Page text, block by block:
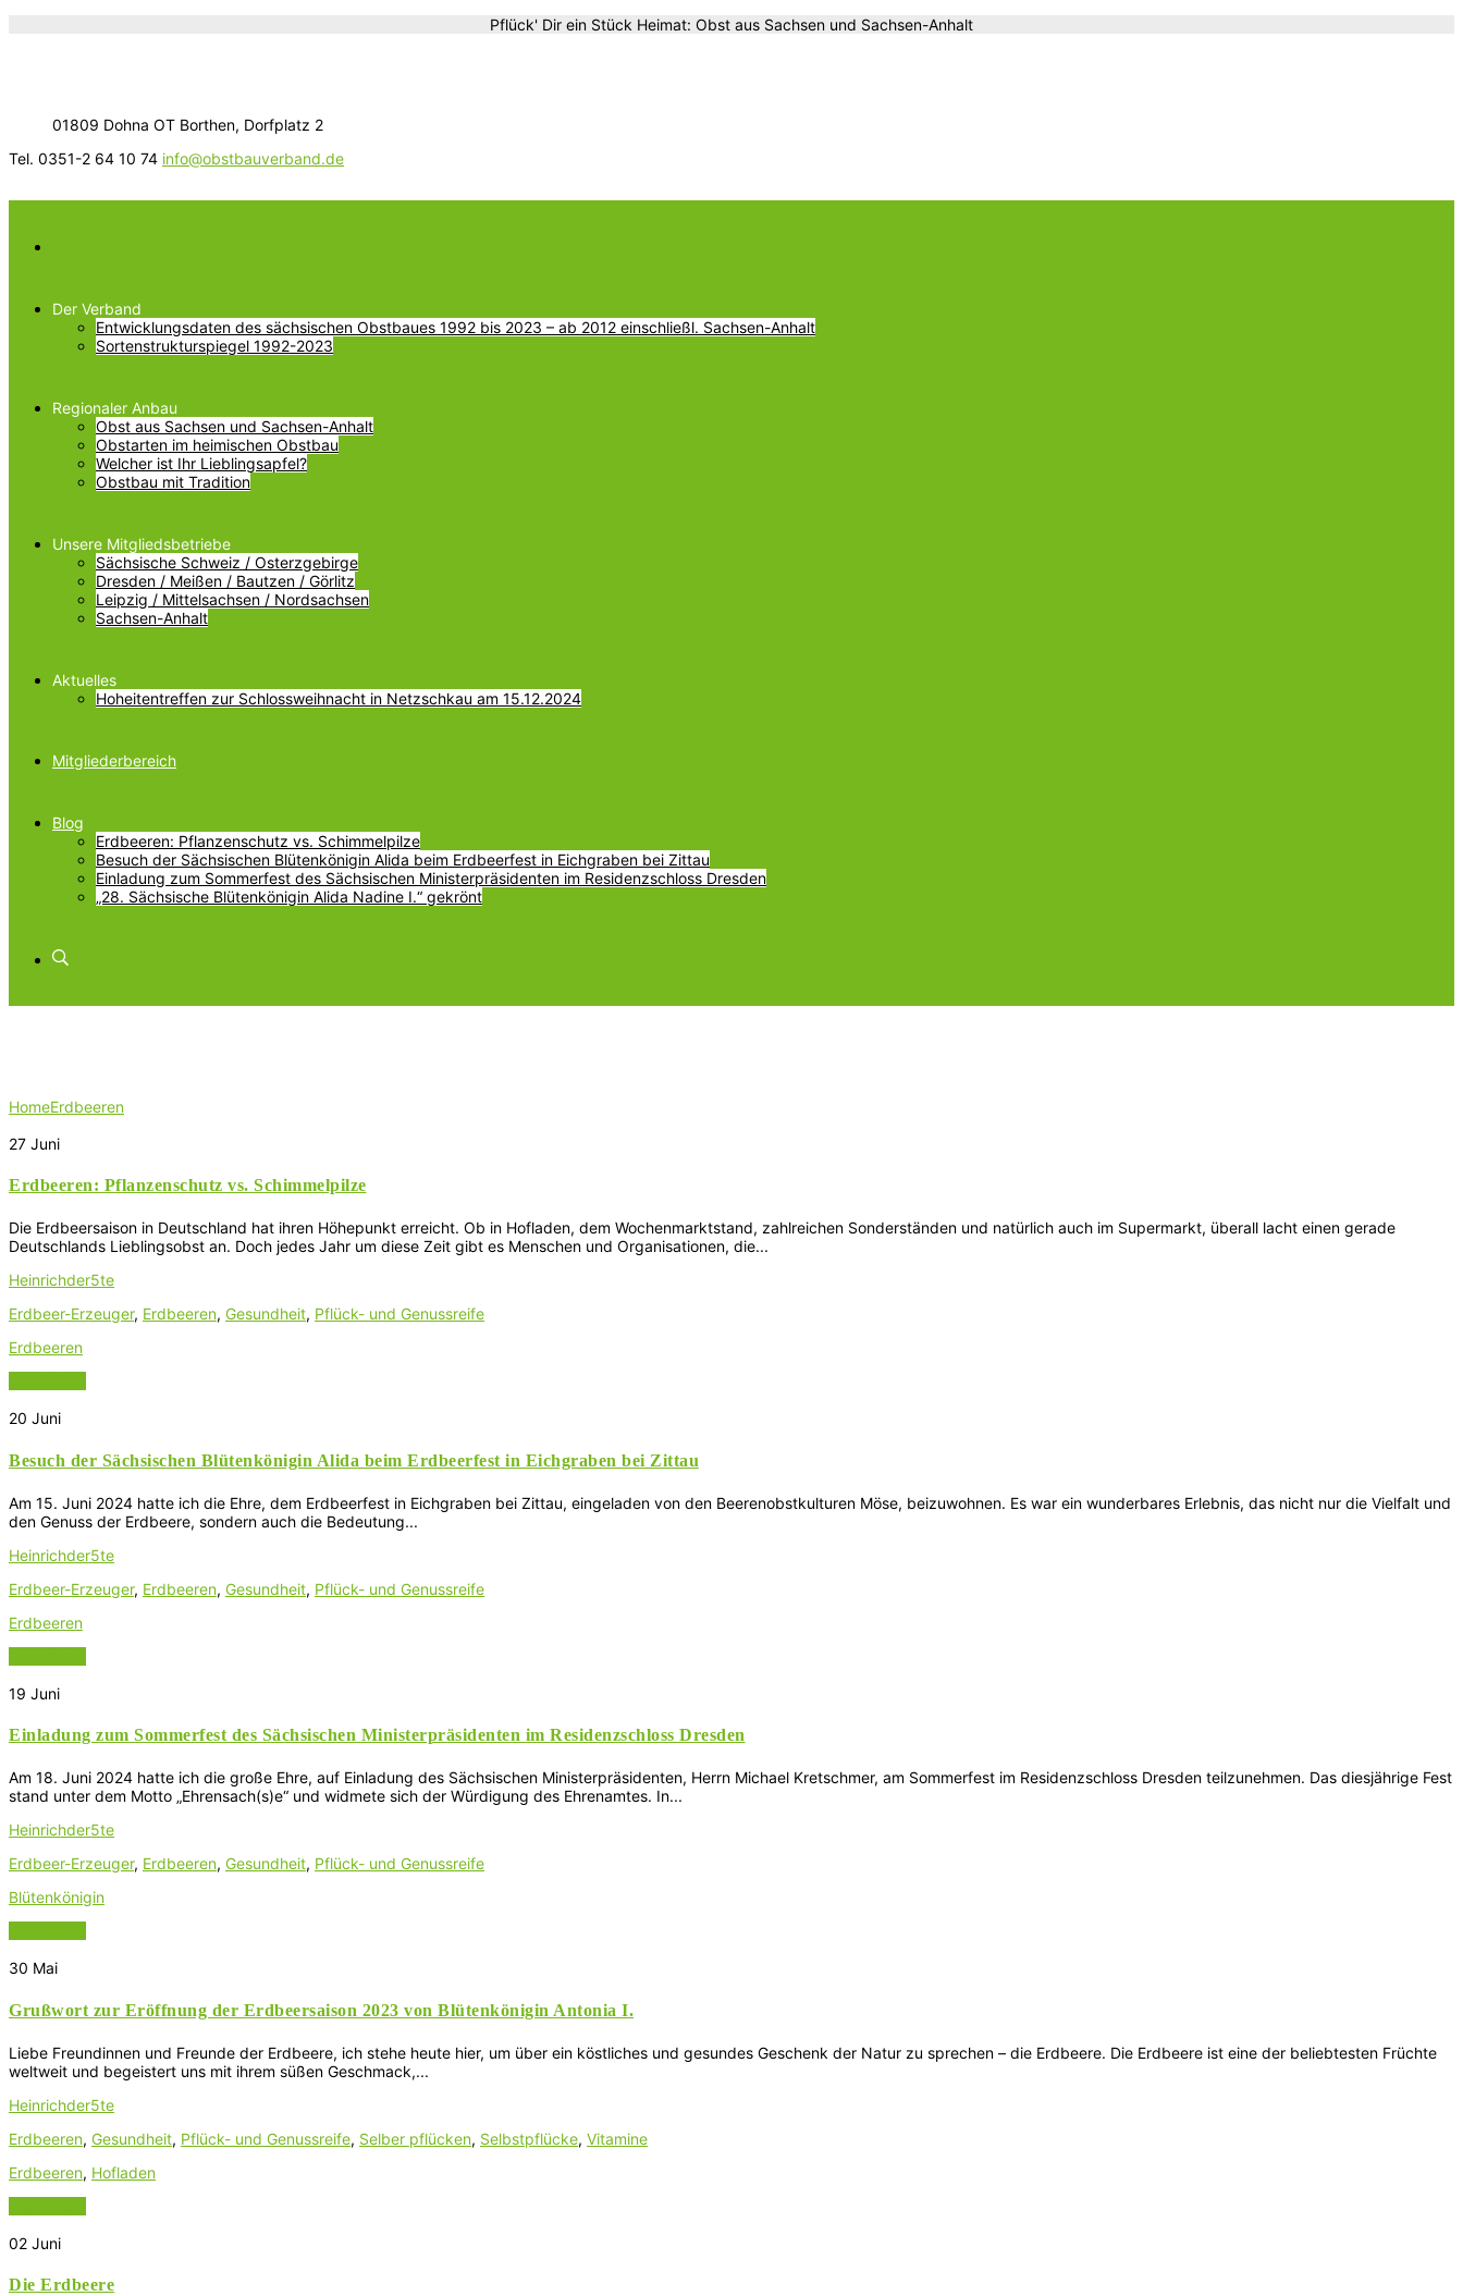
Pflück' Dir ein Stück Heimat: Obst aus Sachsen und Sachsen-Anhalt
01809 Dohna OT Borthen, Dorfplatz 2
Tel. 0351-2 64 10 74 info@obstbauverband.de
Der Verband
Entwicklungsdaten des sächsischen Obstbaues 1992 bis 2023 – ab 2012 einschließl. Sachsen-Anhalt
Sortenstrukturspiegel 1992-2023
Regionaler Anbau
Obst aus Sachsen und Sachsen-Anhalt
Obstarten im heimischen Obstbau
Welcher ist Ihr Lieblingsapfel?
Obstbau mit Tradition
Unsere Mitgliedsbetriebe
Sächsische Schweiz / Osterzgebirge
Dresden / Meißen / Bautzen / Görlitz
Leipzig / Mittelsachsen / Nordsachsen
Sachsen-Anhalt
Aktuelles
Hoheitentreffen zur Schlossweihnacht in Netzschkau am 15.12.2024
Mitgliederbereich
Blog
Erdbeeren: Pflanzenschutz vs. Schimmelpilze
Besuch der Sächsischen Blütenkönigin Alida beim Erdbeerfest in Eichgraben bei Zittau
Einladung zum Sommerfest des Sächsischen Ministerpräsidenten im Residenzschloss Dresden
„28. Sächsische Blütenkönigin Alida Nadine I.“ gekrönt
HomeErdbeeren
27 Juni
Erdbeeren: Pflanzenschutz vs. Schimmelpilze
Die Erdbeersaison in Deutschland hat ihren Höhepunkt erreicht. Ob in Hofladen, dem Wochenmarktstand, zahlreichen Sonderständen und natürlich auch im Supermarkt, überall lacht einen gerade
Deutschlands Lieblingsobst an. Doch jedes Jahr um diese Zeit gibt es Menschen und Organisationen, die...
Heinrichder5te
Erdbeer-Erzeuger, Erdbeeren, Gesundheit, Pflück- und Genussreife
Erdbeeren
20 Juni
Besuch der Sächsischen Blütenkönigin Alida beim Erdbeerfest in Eichgraben bei Zittau
Am 15. Juni 2024 hatte ich die Ehre, dem Erdbeerfest in Eichgraben bei Zittau, eingeladen von den Beerenobstkulturen Möse, beizuwohnen. Es war ein wunderbares Erlebnis, das nicht nur die Vielfalt und
den Genuss der Erdbeere, sondern auch die Bedeutung...
Heinrichder5te
Erdbeer-Erzeuger, Erdbeeren, Gesundheit, Pflück- und Genussreife
Erdbeeren
19 Juni
Einladung zum Sommerfest des Sächsischen Ministerpräsidenten im Residenzschloss Dresden
Am 18. Juni 2024 hatte ich die große Ehre, auf Einladung des Sächsischen Ministerpräsidenten, Herrn Michael Kretschmer, am Sommerfest im Residenzschloss Dresden teilzunehmen. Das diesjährige Fest
stand unter dem Motto „Ehrensach(s)e“ und widmete sich der Würdigung des Ehrenamtes. In...
Heinrichder5te
Erdbeer-Erzeuger, Erdbeeren, Gesundheit, Pflück- und Genussreife
Blütenkönigin
30 Mai
Grußwort zur Eröffnung der Erdbeersaison 2023 von Blütenkönigin Antonia I.
Liebe Freundinnen und Freunde der Erdbeere, ich stehe heute hier, um über ein köstliches und gesundes Geschenk der Natur zu sprechen – die Erdbeere. Die Erdbeere ist eine der beliebtesten Früchte
weltweit und begeistert uns mit ihrem süßen Geschmack,...
Heinrichder5te
Erdbeeren, Gesundheit, Pflück- und Genussreife, Selber pflücken, Selbstpflücke, Vitamine
Erdbeeren, Hofladen
02 Juni
Die Erdbeere